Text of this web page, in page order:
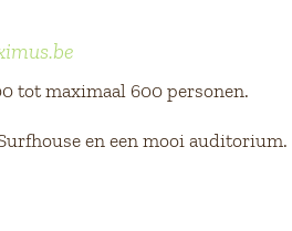
tot maximaal 600 personen.
en een mooi auditorium.